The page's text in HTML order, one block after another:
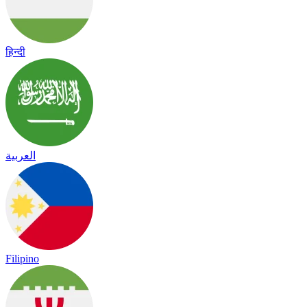
हिन्दी
العربية
Filipino